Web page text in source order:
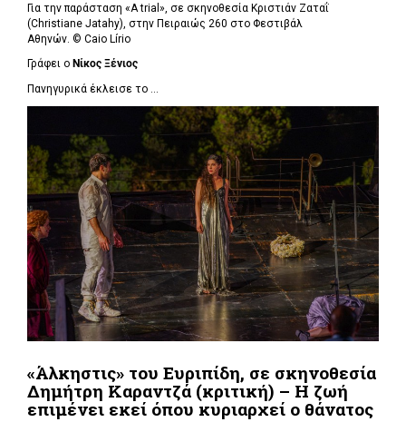
Για την παράσταση «A trial», σε σκηνοθεσία Κριστιάν Ζαταΐ
(Christiane Jatahy), στην Πειραιώς 260 στο Φεστιβάλ
Αθηνών. © Caio Lírio
Γράφει ο Νίκος Ξένιος
Πανηγυρικά έκλεισε το ...
«Άλκηστις» του Ευριπίδη, σε σκηνοθεσία
Δημήτρη Καραντζά (κριτική) – Η ζωή
επιμένει εκεί όπου κυριαρχεί ο θάνατος